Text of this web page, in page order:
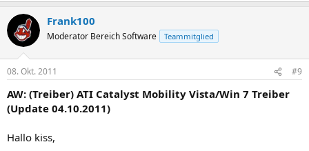
Frank100
Moderator Bereich Software Teammitglied
08. Okt. 2011 #9
AW: (Treiber) ATI Catalyst Mobility Vista/Win 7 Treiber
(Update 04.10.2011)
Hallo kiss,